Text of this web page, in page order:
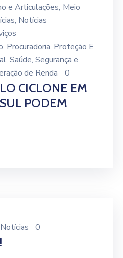
e Articulações‚ Meio
‚ Notícias
‚ Procuradoria‚ Proteção E
‚ Saúde‚ Segurança e
de Renda 0
CICLONE EM
PODEM
Notícias 0